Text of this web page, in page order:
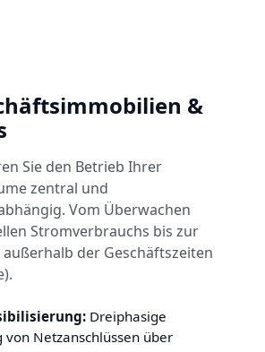
&
Sie den Betrieb Ihrer
zentral und
Vom Überwachen
Stromverbrauchs bis zur
der Geschäftszeiten
Dreiphasige
von Netzanschlüssen über